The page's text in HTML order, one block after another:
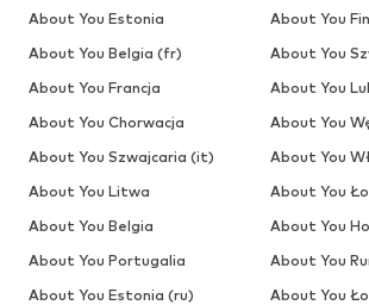
About You Estonia
About You
About You Belgia (fr)
About You
About You Francja
About You
About You Chorwacja
About You
About You Szwajcaria (it)
About You
About You Litwa
About You
About You Belgia
About You
About You Portugalia
About You
About You Estonia (ru)
About You